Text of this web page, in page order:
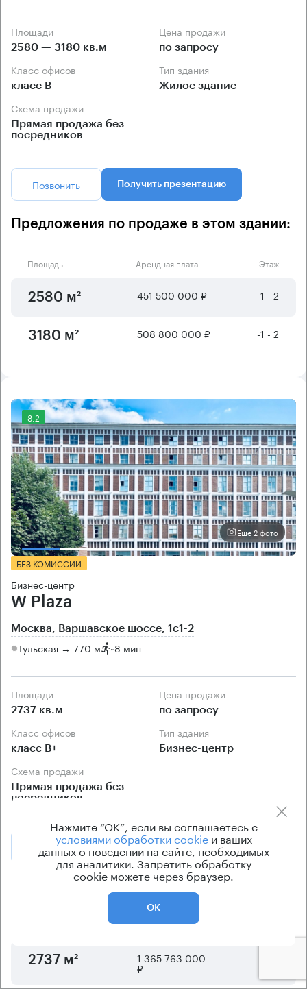
Площади
2580 — 3180 кв.м
Цена продажи
по запросу
Класс офисов
класс B
Тип здания
Жилое здание
Схема продажи
Прямая продажа без
посредников
Позвонить Получить презентацию
Предложения по продаже в этом здании:
Площадь Арендная плата Этаж
2580 м² 451 500 000 ₽ 1 - 2
3180 м² 508 800 000 ₽ -1 - 2
8.2
Еще 2 фото
БЕЗ КОМИССИИ
Бизнес-центр
W Plaza
Москва, Варшавское шоссе, 1с1-2
Тульская → 770 м ~8 мин
Площади
2737 кв.м
Цена продажи
по запросу
Класс офисов
класс B+
Тип здания
Бизнес-центр
Схема продажи
Прямая продажа без
посредников
Позвонить Получить презентацию
Предложения по продаже в этом здании:
Арендная плата
2737 м² 1 365 763 000
₽
Нажмите “ОК”, если вы соглашаетесь с
условиями обработки cookieи ваших
данных о поведении на сайте, необходимых
для аналитики. Запретить обработку
cookie можете через браузер.
ОК